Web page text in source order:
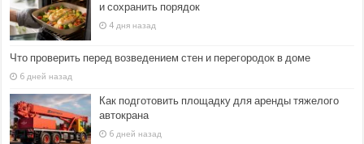
и сохранить порядок
4 дня назад
Что проверить перед возведением стен и перегородок в доме
6 дней назад
Как подготовить площадку для аренды тяжелого
автокрана
6 дней назад